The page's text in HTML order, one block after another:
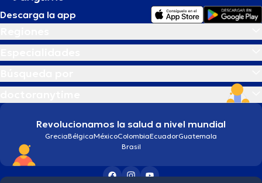
Descarga la app
Revolucionamos la salud a nivel mundial
GreciaBélgicaMéxicoColombiaEcuadorGuatemala
Brasil